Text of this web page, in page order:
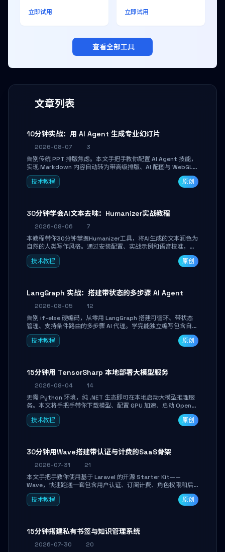
文章列表
10分钟实战：用 AI Agent 生成专业幻灯片
2026-08-07
3
告别传统 PPT 排版焦虑。本文手把手教你配置 AI Agent 技能，
实现 Markdown 内容自动转为带高级排版、AI 配图与 WebGL
运行时的 HTML 幻灯片。只需专注内容，10 分钟即可产出可投
屏的专业级演示文稿。
技术教程 原创
30分钟学会AI文本去味：Humanizer实战教程
2026-08-06
7
本教程带你30分钟掌握Humanizer工具，将AI生成的文本润色为
自然的人类写作风格。通过安装配置、实战示例和语音校准，让
你的内容告别AI痕迹，匹配个人写作习惯，适合内容创作者和技
术博主。
技术教程 原创
LangGraph 实战：搭建带状态的多步骤 AI Agent
2026-08-05
12
告别 if-else 硬编码，从零用 LangGraph 搭建可循环、带状态
管理、支持条件路由的多步骤 AI 代理。学完能独立编写包含自动
决策、工具调用和持久化状态的复杂工作流，并避开递归溢出、
状态丢失等常见坑点。
技术教程 原创
15分钟用 TensorSharp 本地部署大模型服务
2026-08-04
14
无需 Python 环境，纯 .NET 生态即可在本地启动大模型推理服
务。本文将手把手带你下载模型、配置 GPU 加速、启动 OpenAI
兼容 API，并在 C# 业务代码中无缝调用。数据不出网，零门槛
搞定本地 LLM 部署。
技术教程 原创
30分钟用Wave搭建带认证与计费的SaaS骨架
2026-07-31
21
本文手把手教你使用基于 Laravel 的开源 Starter Kit——
Wave，快速跑通一套包含用户认证、订阅计费、角色权限和后
台管理的完整 SaaS 骨架。附带 Stripe 测试支付对接与自定义
业务页面开发实战，助你省去重复基建时间，将精力聚焦于核心
技术教程 原创
15分钟搭建私有书签与知识管理系统
2026-07-30
20
立即试用 立即试用
查看全部工具